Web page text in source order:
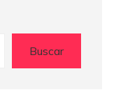
Buscar